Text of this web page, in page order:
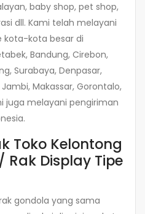
baby shop, pet shop,
dll. Kami telah melayani
kota-kota besar di
Bandung, Cirebon,
Surabaya, Denpasar,
Makassar, Gorontalo,
juga melayani pengiriman
Toko Kelontong
Display Tipe
gondola yang sama